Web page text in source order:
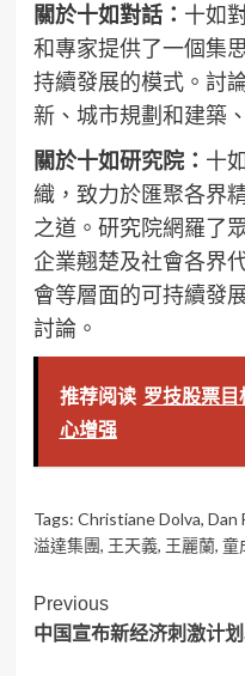
關於十如對話： 十如
和專家提供了一個集
持續發展的模式。討
新、城市規劃和建築
關於十如研究院： 十
織，致力於匯聚各界
之道。研究院網羅了
企業翹楚及社會各界
會等層面的可持續發
討論。
推荐阅读 罗技股票
心增强
Tags: Christiane Dolva, Dan
溢達集團, 王天義, 王麗蘭, 童
Post
Navigation
Previous
中国宣布新经济刺激计